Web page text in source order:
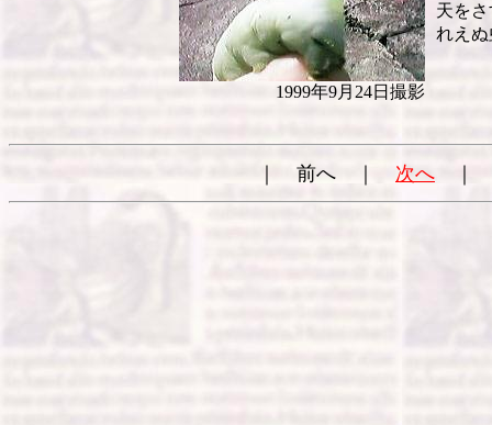
1999年9月24日撮影
天を
れえ
｜ 前へ ｜ 次へ